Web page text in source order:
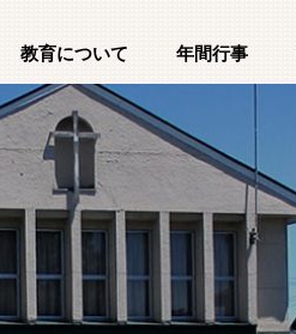
教育について 年間行事